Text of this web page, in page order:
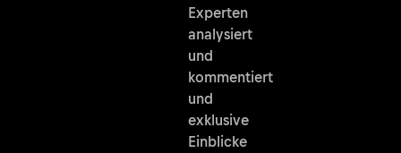
Experten
analysiert
und
kommentiert
und
exklusive
Einblicke